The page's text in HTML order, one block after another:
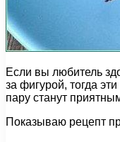
Если вы любитель
за фигурой, тогда
пару станут
Показываю рецепт